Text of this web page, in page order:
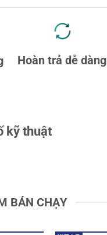
Hoàn trả dễ dàng
kỹ thuật
BÁN CHẠY